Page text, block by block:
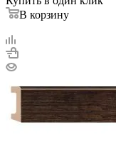
В корзину